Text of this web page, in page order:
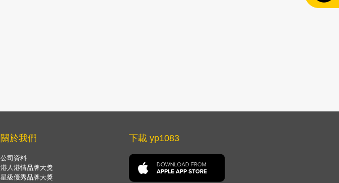
關於我們
公司資料
港人港情品牌大獎
星級優秀品牌大獎
下載 yp1083